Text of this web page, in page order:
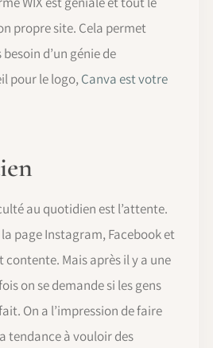
propre site. Cela permet
d’un génie de
pour le logo,Canva est votre
au quotidien est l’attente.
page Instagram, Facebook et
contente. Mais après il y a une
on se demande si les gens
On a l’impression de faire
tendance à vouloir des